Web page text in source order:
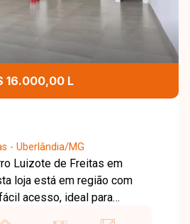
16.000,00 L
- Uberlândia/MG
Luizote de Freitas em
loja está em região com
acesso, ideal para